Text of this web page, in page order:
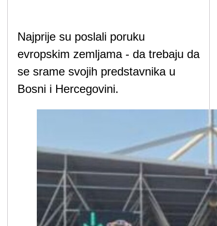
Najprije su poslali poruku
evropskim zemljama - da trebaju da
se srame svojih predstavnika u
Bosni i Hercegovini.